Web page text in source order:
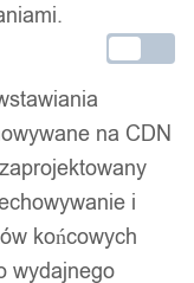
są z myślą o
Te przynęty są
wyglądowi i
na CDN
i
końcowych
wydajnego